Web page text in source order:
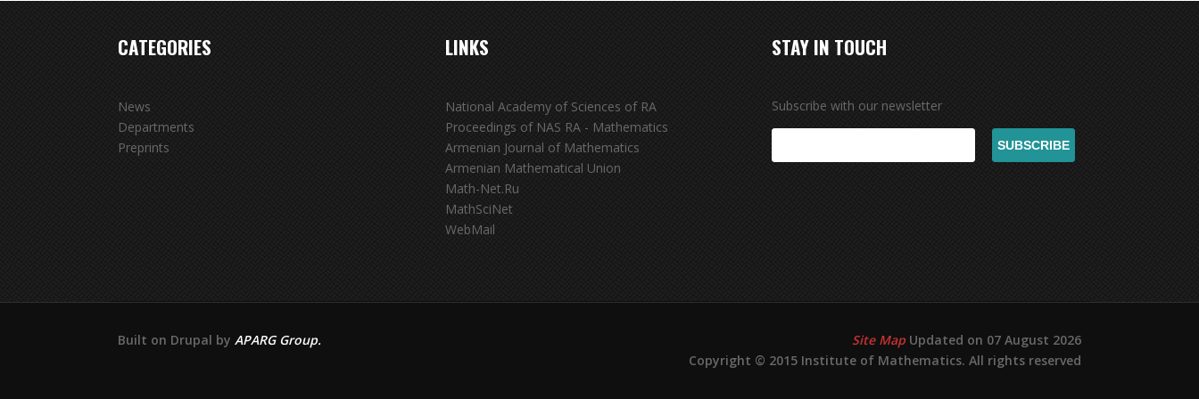
CATEGORIES
News
Departments
Preprints
LINKS
National Academy of Sciences of RA
Proceedings of NAS RA - Mathematics
Armenian Journal of Mathematics
Armenian Mathematical Union
Math-Net.Ru
MathSciNet
WebMail
STAY IN TOUCH
Subscribe with our newsletter
Site MapUpdated on 07 August 2026
Copyright © 2015 Institute of Mathematics. All rights reserved
Built on Drupal by APARG Group.